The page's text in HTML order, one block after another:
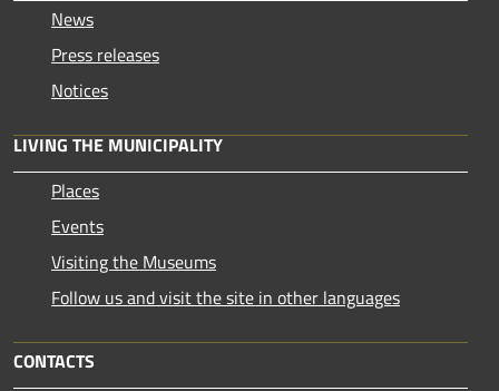
News
Press releases
Notices
LIVING THE MUNICIPALITY
Places
Events
Visiting the Museums
Follow us and visit the site in other languages
CONTACTS